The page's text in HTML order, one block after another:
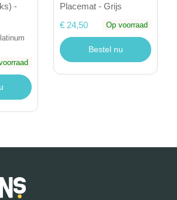
-
Placemat - Grijs
€ 24,50
Op voorraad
Bestel nu